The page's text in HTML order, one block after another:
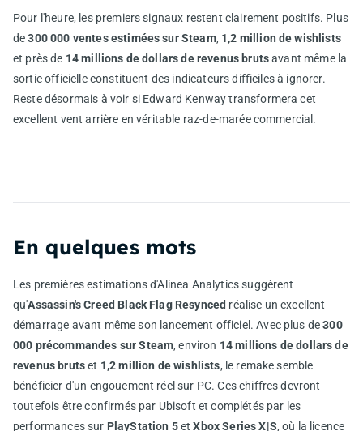
Pour l'heure, les premiers signaux restent clairement positifs. Plus
de300 000 ventes estimées sur Steam, 1,2 million de wishlists
et près de 14 millions de dollars de revenus brutsavant même la
sortie officielle constituent des indicateurs difficiles à ignorer.
Reste désormais à voir si Edward Kenway transformera cet
excellent vent arrière en véritable raz-de-marée commercial.
En quelques mots
Les premières estimations d'Alinea Analytics suggèrent
qu'Assassin's Creed Black Flag Resynced réalise un excellent
démarrage avant même son lancement officiel. Avec plus de300
000 précommandes sur Steam, environ 14 millions de dollars de
revenus brutset 1,2 million de wishlists, le remake semble
bénéficier d'un engouement réel sur PC. Ces chiffres devront
toutefois être confirmés par Ubisoft et complétés par les
performances sur PlayStation 5etXbox Series X|S, où la licence